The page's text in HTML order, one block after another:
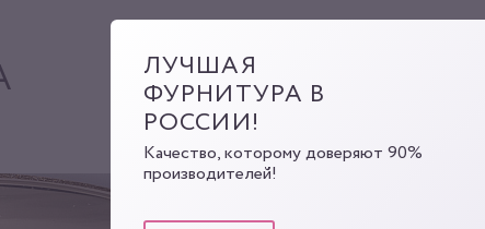
Артикул:
ЛУЧШАЯ
ФУРНИТУРА В
РОССИИ!
Качество, которому доверяют 90%
производителей!